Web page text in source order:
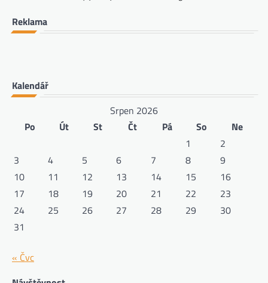
Reklama
Kalendář
Srpen 2026
Po
Út St Čt Pá So
Ne
1
2
3
4 5 6 7 8
9
10
11 12 13 14 15
16
17
18 19 20 21 22
23
24
25 26 27 28 29
30
31
« Čvc